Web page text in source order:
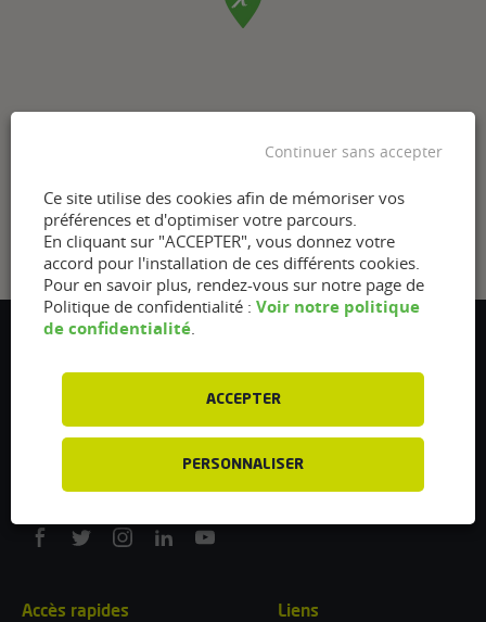
5 avenue des Renardières
info@flexfuel-company.com
On
On
On
On
On
Accès rapides Liens
Ce site utilise des cookies afin de mémoriser vos
préférences et d'optimiser votre parcours.
En cliquant sur "ACCEPTER", vous donnez votre
accord pour l'installation de ces différents cookies.
Pour en savoir plus, rendez-vous sur notre page de
Politique de confidentialité : Voir notre politique
de confidentialité.
ACCEPTER
PERSONNALISER
Continuer sans accepter